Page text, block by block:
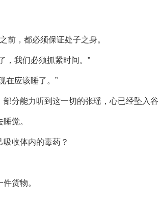
前，都必须保证处子之身。
，我们必须抓紧时间。”
在应该睡了。”
分能力听到这一切的张瑶，心已经坠入谷
觉。
收体内的毒药？
货物。